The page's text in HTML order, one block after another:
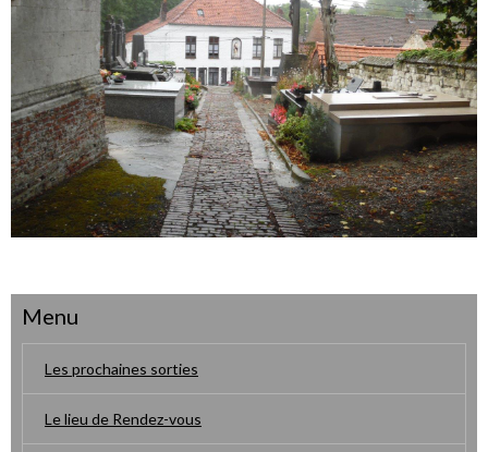
Menu
Les prochaines sorties
Le lieu de Rendez-vous